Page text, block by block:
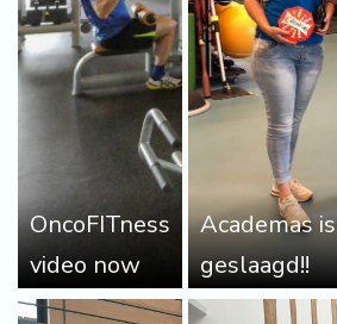
OncoFITness
video now
available in
Academas is
geslaagd!!